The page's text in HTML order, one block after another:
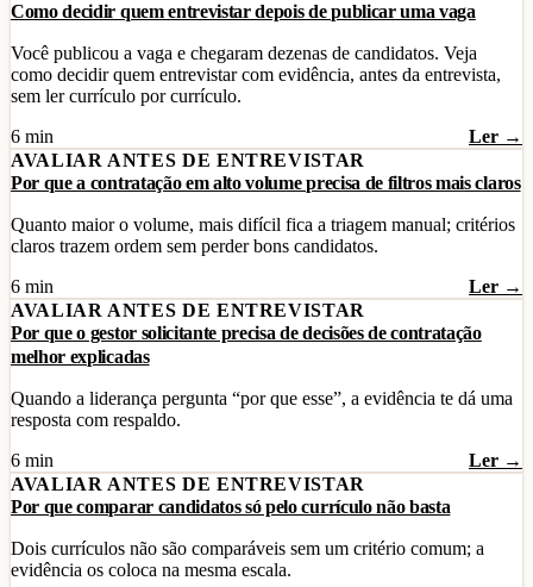
Como decidir quem entrevistar depois de publicar uma vaga
Você publicou a vaga e chegaram dezenas de candidatos. Veja
como decidir quem entrevistar com evidência, antes da entrevista,
sem ler currículo por currículo.
6 min
Ler →
AVALIAR ANTES DE ENTREVISTAR
Por que a contratação em alto volume precisa de filtros mais claros
Quanto maior o volume, mais difícil fica a triagem manual; critérios
claros trazem ordem sem perder bons candidatos.
6 min
Ler →
AVALIAR ANTES DE ENTREVISTAR
Por que o gestor solicitante precisa de decisões de contratação
melhor explicadas
Quando a liderança pergunta “por que esse”, a evidência te dá uma
resposta com respaldo.
6 min
Ler →
AVALIAR ANTES DE ENTREVISTAR
Por que comparar candidatos só pelo currículo não basta
Dois currículos não são comparáveis sem um critério comum; a
evidência os coloca na mesma escala.